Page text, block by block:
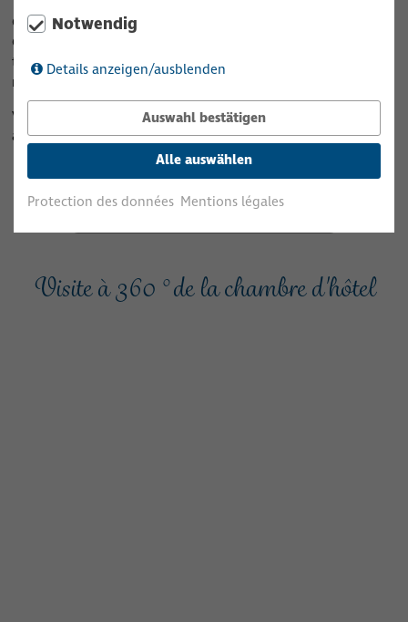
Gratuit pour les enfants jusqu'à 6 ans accompagnés d'adultes.
Chambres avec douche / WC / TV avec réception satellite,
téléphone avec ligne directe et coffre-fort, WiFi gratuit dans la
maison
Veuillez annoncer votre départ la veille et libérer la chambre
avant 10 heures le jour du départ.
Demande de réservation
Visite à 360 ° de la chambre d'hôtel
Notwendig
Details anzeigen/ausblenden
Auswahl bestätigen
Alle auswählen
Protection des données Mentions légales